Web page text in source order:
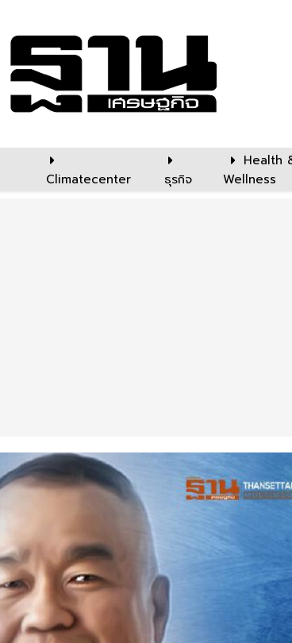
Climatecenter ธุรกิจ
Health
Wellness